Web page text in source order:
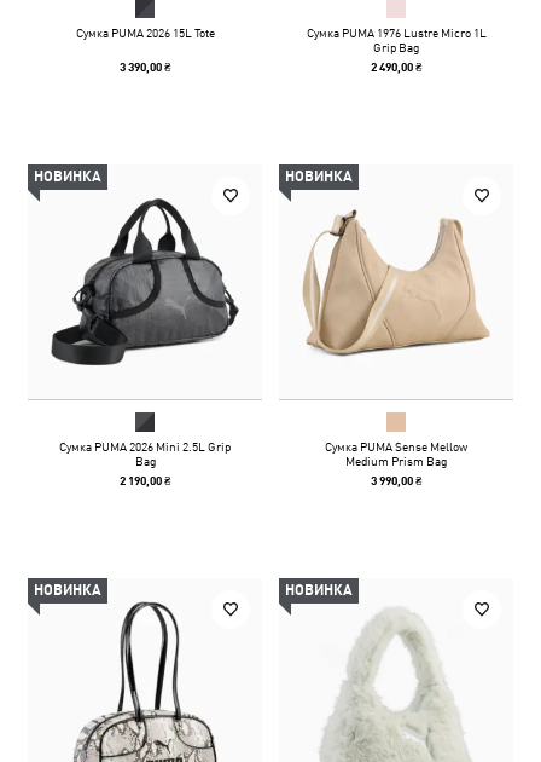
Сумка PUMA 2026 15L Tote
3 390,00 ₴
Сумка PUMA 1976 Lustre Micro 1L
Grip Bag
2 490,00 ₴
НОВИНКА
Сумка PUMA 2026 Mini 2.5L Grip
Bag
2 190,00 ₴
НОВИНКА
Сумка PUMA Sense Mellow
Medium Prism Bag
3 990,00 ₴
НОВИНКА НОВИНКА